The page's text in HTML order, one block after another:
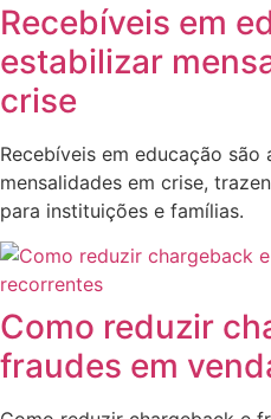
Recebíveis em
estabilizar
crise
Recebíveis em educação
mensalidades em crise,
para instituições e famílias.
Como reduzir
fraudes em